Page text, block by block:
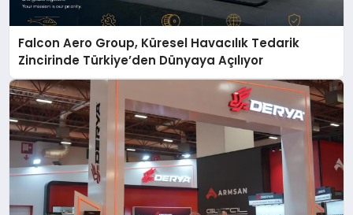
Falcon Aero Group, Küresel Havacılık Tedarik
Zincirinde Türkiye’den Dünyaya Açılıyor